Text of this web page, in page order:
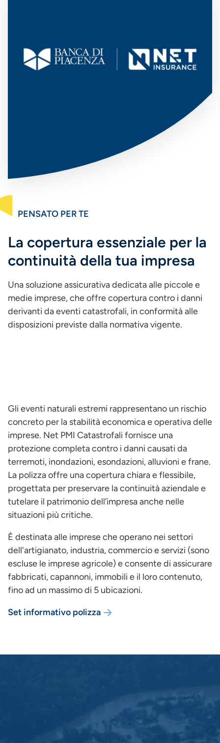
PENSATO PER TE
La copertura essenziale per la
continuità della tua impresa
Una soluzione assicurativa dedicata alle piccole e
medie imprese, che offre copertura contro i danni
derivanti da eventi catastrofali, in conformità alle
disposizioni previste dalla normativa vigente.
Gli eventi naturali estremi rappresentano un rischio
concreto per la stabilità economica e operativa delle
imprese. Net PMI Catastrofali fornisce una
protezione completa contro i danni causati da
terremoti, inondazioni, esondazioni, alluvioni e frane.
La polizza offre una copertura chiara e flessibile,
progettata per preservare la continuità aziendale e
tutelare il patrimonio dell’impresa anche nelle
situazioni più critiche.
È destinata alle imprese che operano nei settori
dell'artigianato, industria, commercio e servizi (sono
escluse le imprese agricole) e consente di assicurare
fabbricati, capannoni, immobili e il loro contenuto,
fino ad un massimo di 5 ubicazioni.
Set informativo polizza